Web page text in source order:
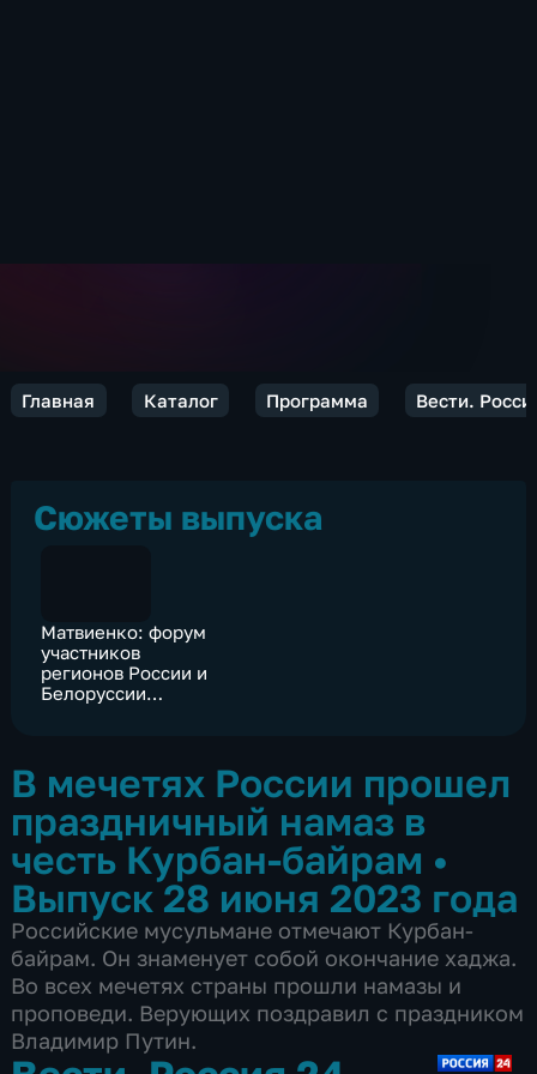
Главная Каталог Программа Вести.
Сюжеты выпуска
Матвиенко: форум
участников
регионов России и
Белоруссии
В мечетях России прошел
праздничный намаз в
честь Курбан-байрам •
Выпуск 28 июня 2023 года
Российские мусульмане отмечают Курбан-
байрам. Он знаменует собой окончание хаджа.
Во всех мечетях страны прошли намазы и
проповеди. Верующих поздравил с праздником
Владимир Путин.